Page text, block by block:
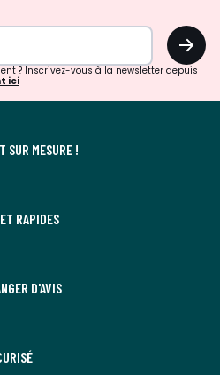
surprises?
OK
? Inscrivez-vous à la newsletter depuis
ici
SUR MESURE !
RAPIDES
D'AVIS